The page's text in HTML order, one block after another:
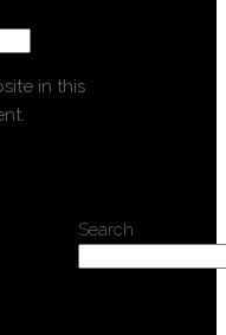
in this
Search